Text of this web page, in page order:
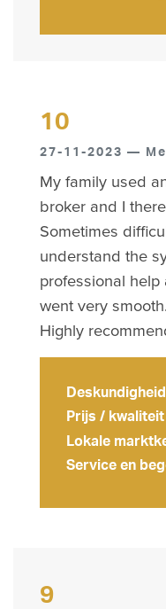
10
27-11-2023 —
My family used
broker and I
Sometimes
understand the
professional
went very smooth.
Highly
Deskundigheid
Prijs / kwaliteit
Lokale
Service en
9